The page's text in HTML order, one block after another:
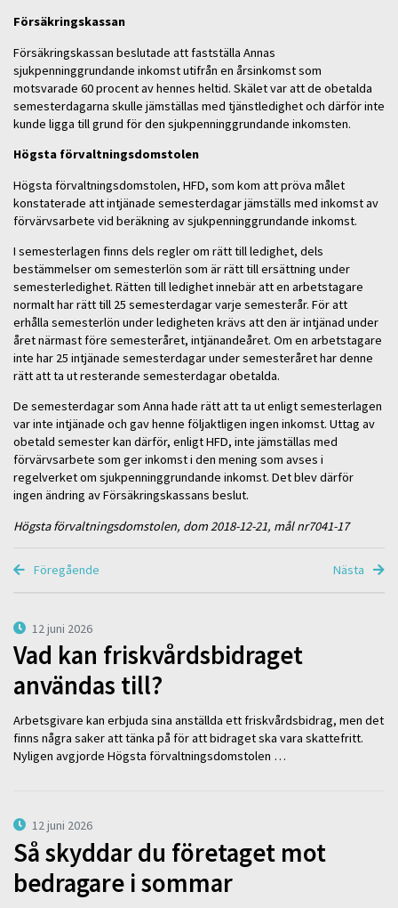
Försäkringskassan
Försäkringskassan beslutade att fastställa Annas
sjukpenninggrundande inkomst utifrån en årsinkomst som
motsvarade 60 procent av hennes heltid. Skälet var att de obetalda
semesterdagarna skulle jämställas med tjänstledighet och därför inte
kunde ligga till grund för den sjukpenninggrundande inkomsten.
Högsta förvaltningsdomstolen
Högsta förvaltningsdomstolen, HFD, som kom att pröva målet
konstaterade att intjänade semesterdagar jämställs med inkomst av
förvärvsarbete vid beräkning av sjukpenninggrundande inkomst.
I semesterlagen finns dels regler om rätt till ledighet, dels
bestämmelser om semesterlön som är rätt till ersättning under
semesterledighet. Rätten till ledighet innebär att en arbetstagare
normalt har rätt till 25 semesterdagar varje semesterår. För att
erhålla semesterlön under ledigheten krävs att den är intjänad under
året närmast före semesteråret, intjänandeåret. Om en arbetstagare
inte har 25 intjänade semesterdagar under semesteråret har denne
rätt att ta ut resterande semesterdagar obetalda.
De semesterdagar som Anna hade rätt att ta ut enligt semesterlagen
var inte intjänade och gav henne följaktligen ingen inkomst. Uttag av
obetald semester kan därför, enligt HFD, inte jämställas med
förvärvsarbete som ger inkomst i den mening som avses i
regelverket om sjukpenninggrundande inkomst. Det blev därför
ingen ändring av Försäkringskassans beslut.
Högsta förvaltningsdomstolen, dom 2018-12-21, mål nr7041-17
Föregående Nästa
12 juni 2026
Vad kan friskvårdsbidraget
användas till?
Arbetsgivare kan erbjuda sina anställda ett friskvårdsbidrag, men det
finns några saker att tänka på för att bidraget ska vara skattefritt.
Nyligen avgjorde Högsta förvaltningsdomstolen …
12 juni 2026
Så skyddar du företaget mot
bedragare i sommar